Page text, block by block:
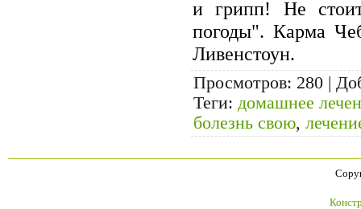
и грипп! Не
погоды". Карма
Ливенстоун.
Просмотров: 280 |
Теги: домашнее
болезнь свою,